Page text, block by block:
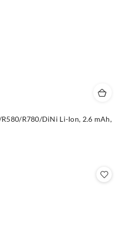
R780/DiNi Li-Ion, 2.6 mAh,